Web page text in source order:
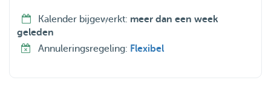
Kalender bijgewerkt: meer dan een week
geleden
Annuleringsregeling: Flexibel